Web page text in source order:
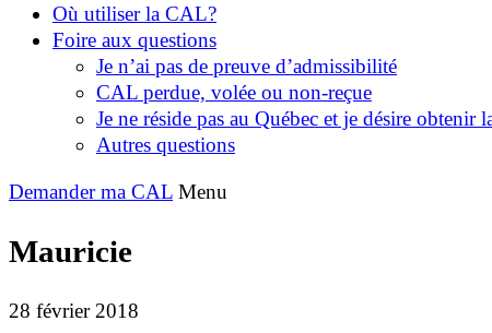
Où utiliser la CAL?
Foire aux questions
Je n’ai pas de preuve d’admissibilité
CAL perdue, volée ou non-reçue
Je ne réside pas au Québec et je désire obtenir
Autres questions
Demander ma CAL Menu
Mauricie
28 février 2018